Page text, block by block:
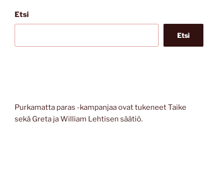
Etsi
Etsi
Purkamatta paras -kampanjaa ovat tukeneet Taike
sekä Greta ja William Lehtisen säätiö.